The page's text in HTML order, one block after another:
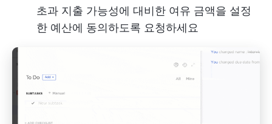
초과 지출 가능성에 대비한 여유 금액을 설정
한 예산에 동의하도록 요청하세요